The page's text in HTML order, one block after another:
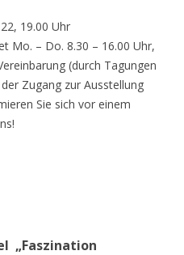
19.00 Uhr
Mo. – Do. 8.30 – 16.00 Uhr,
(durch Tagungen
Zugang zur Ausstellung
Sie sich vor einem
„Faszination